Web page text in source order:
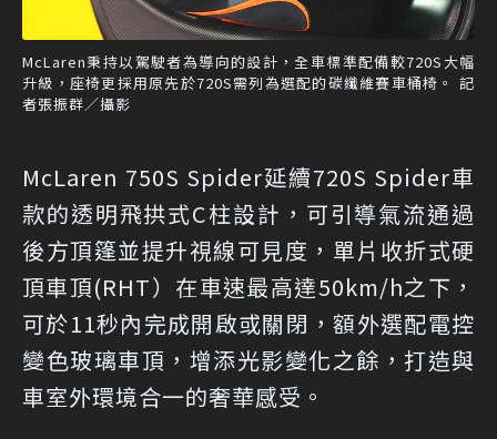
McLaren秉持以駕駛者為導向的設計，全車標準配備較720S大幅
升級，座椅更採用原先於720S需列為選配的碳纖維賽車桶椅。 記
者張振群／攝影
McLaren 750S Spider延續720S Spider車
款的透明飛拱式C柱設計，可引導氣流通過
後方頂篷並提升視線可見度，單片收折式硬
頂車頂(RHT）在車速最高達50km/h之下，
可於11秒內完成開啟或關閉，額外選配電控
變色玻璃車頂，增添光影變化之餘，打造與
車室外環境合一的奢華感受。